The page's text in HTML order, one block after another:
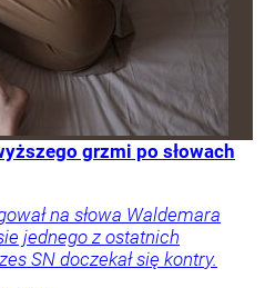
grzmi po słowach
na słowa Waldemara
jednego z ostatnich
SN doczekał się kontry.